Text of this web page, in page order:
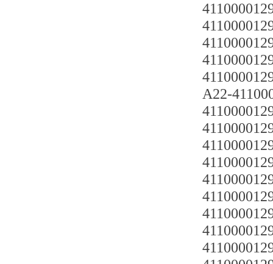
A22-